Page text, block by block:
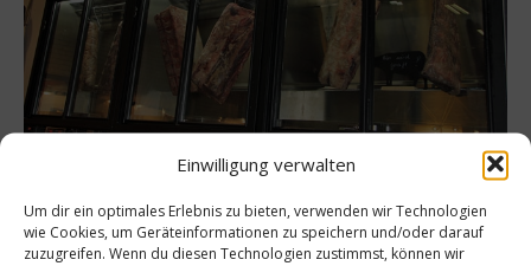
Einwilligung verwalten
Um dir ein optimales Erlebnis zu bieten, verwenden wir Technologien
wie Cookies, um Geräteinformationen zu speichern und/oder darauf
zuzugreifen. Wenn du diesen Technologien zustimmst, können wir
Otto Gourmet – Fleisch für alle